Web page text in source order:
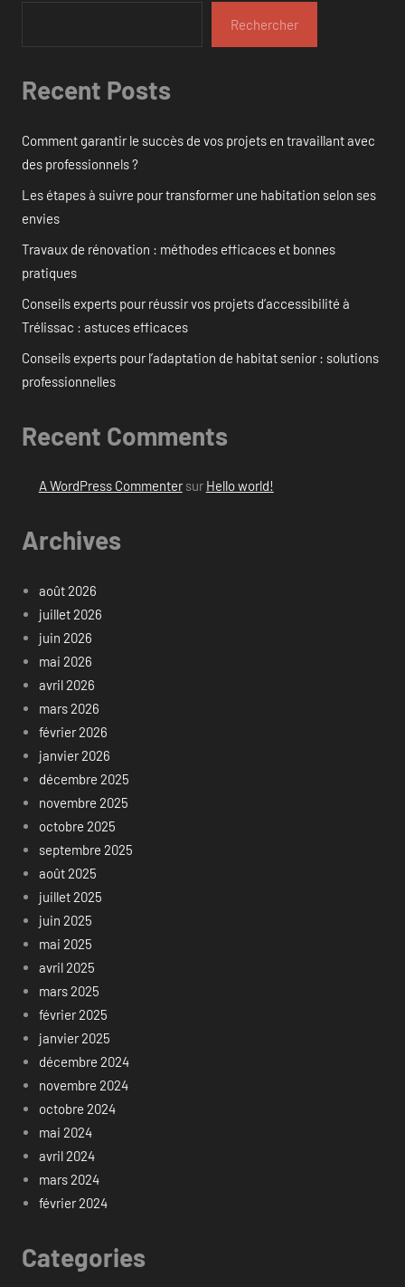
Rechercher
Recent Posts
Comment garantir le succès de vos projets en travaillant avec
des professionnels ?
Les étapes à suivre pour transformer une habitation selon ses
envies
Travaux de rénovation : méthodes efficaces et bonnes
pratiques
Conseils experts pour réussir vos projets d’accessibilité à
Trélissac : astuces efficaces
Conseils experts pour l’adaptation de habitat senior : solutions
professionnelles
Recent Comments
A WordPress Commentersur Hello world!
Archives
août 2026
juillet 2026
juin 2026
mai 2026
avril 2026
mars 2026
février 2026
janvier 2026
décembre 2025
novembre 2025
octobre 2025
septembre 2025
août 2025
juillet 2025
juin 2025
mai 2025
avril 2025
mars 2025
février 2025
janvier 2025
décembre 2024
novembre 2024
octobre 2024
mai 2024
avril 2024
mars 2024
février 2024
Categories